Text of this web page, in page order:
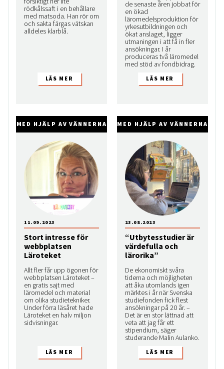
rödkålssaft i en behållare
med matsoda. Han rör om
och sakta färgas vätskan
alldeles klarblå.
de senaste åren jobbat för
en ökad
läromedelsproduktion för
yrkesutbildningen och
ökat anslaget, ligger
utmaningen i att få in fler
ansökningar. I år
produceras två läromedel
med stöd av fondbidrag.
MED HJÄLP AV VÄNNERNA
Stort intresse för
webbplatsen
Läroteket
Allt fler får upp ögonen för
webbplatsen Läroteket –
en gratis sajt med
läromedel och material
om olika studietekniker.
Under förra läsåret hade
Läroteket en halv miljon
sidvisningar.
11.09.2023
MED HJÄLP AV VÄNNERNA
“Utbytesstudier är
värdefulla och
lärorika”
De ekonomiskt svåra
tiderna och möjligheten
att åka utomlands igen
märktes i år när Svenska
studiefonden fick flest
ansökningar på 20 år. –
Det är en stor lättnad att
veta att jag får ett
stipendium, säger
studerande Malin Aulanko.
23.08.2023